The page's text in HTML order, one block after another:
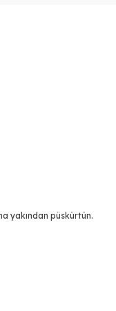
yakından püskürtün.